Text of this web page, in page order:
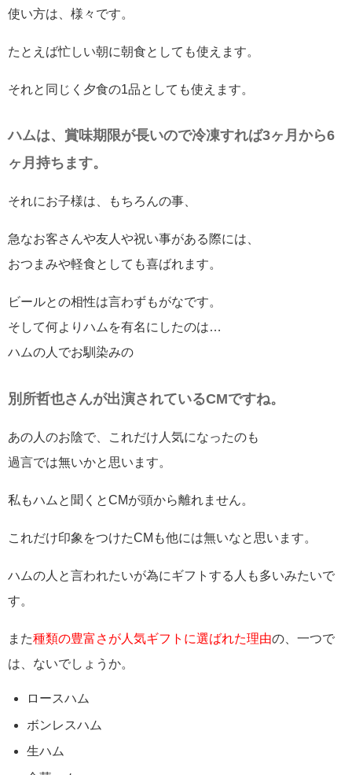
使い方は、様々です。
たとえば忙しい朝に朝食としても使えます。
それと同じく夕食の1品としても使えます。
ハムは、賞味期限が長いので冷凍すれば3ヶ月から6
ヶ月持ちます。
それにお子様は、もちろんの事、
急なお客さんや友人や祝い事がある際には、
おつまみや軽食としても喜ばれます。
ビールとの相性は言わずもがなです。
そして何よりハムを有名にしたのは…
ハムの人でお馴染みの
別所哲也さんが出演されているCMですね。
あの人のお陰で、これだけ人気になったのも
過言では無いかと思います。
私もハムと聞くとCMが頭から離れません。
これだけ印象をつけたCMも他には無いなと思います。
ハムの人と言われたいが為にギフトする人も多いみたいで
す。
また種類の豊富さが人気ギフトに選ばれた理由の、一つで
は、ないでしょうか。
ロースハム
ボンレスハム
生ハム